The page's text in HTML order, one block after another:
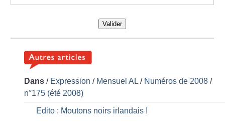
Valider
Dans / Expression / Mensuel AL / Numéros de 2008 /
n°175 (été 2008)
Edito : Moutons noirs irlandais !